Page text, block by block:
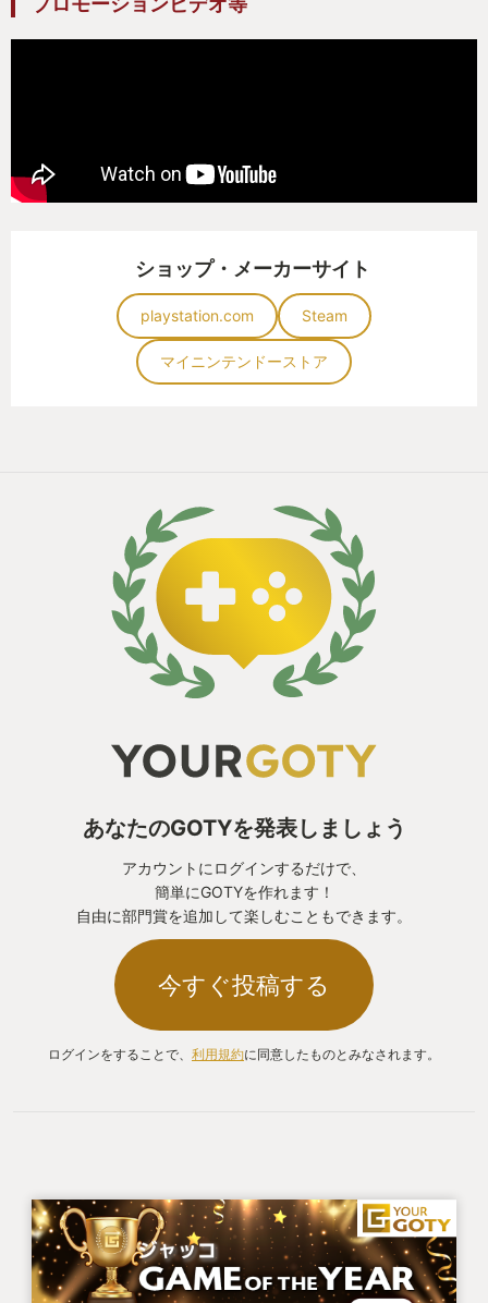
ショップ・メーカーサイト
playstation.com Steam
マイニンテンドーストア
あなたのGOTYを発表しましょう
アカウントにログインするだけで、
簡単にGOTYを作れます！
自由に部門賞を追加して楽しむこともできます。
今すぐ投稿する
ログインをすることで、 利用規約に同意したものとみなされます。